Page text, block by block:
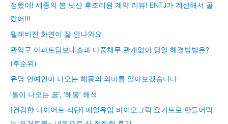
정했어! 세종의 봄 닛산 후조리원 계약 리뷰! ENTJ가 계산해서 골
랐어!!!
텔레비전 화면이 잘 안나와요
관악구 아파트담보대출과 다중채무 관계없이 당일 해결방법은?
(후순위)
유명 연예인이 나오는 해몽의 의미를 알아보겠습니다
‘돌이 나오는 꿈’, ‘해몽’ 해석
[건강한 다이어트 식단] 매일유업 바이오그릭 요거트로 만들어먹